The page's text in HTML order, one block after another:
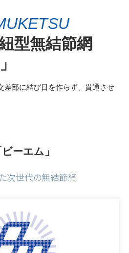
型無結節網
差部に結び目を作らず、貫通させ
ーエム」
次世代の無結節網